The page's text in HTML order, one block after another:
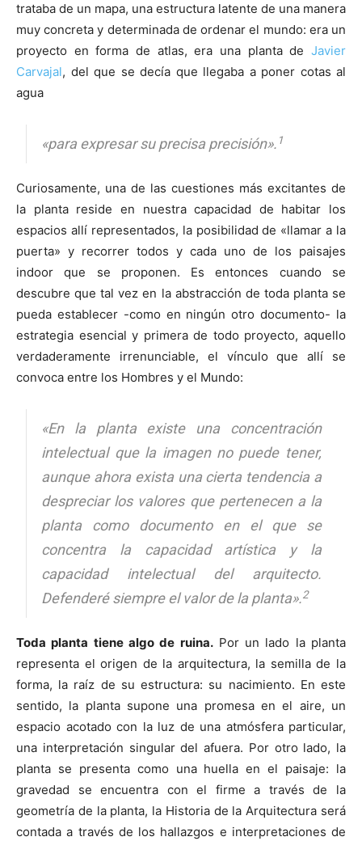
trataba de un mapa, una estructura latente de una manera
muy concreta y determinada de ordenar el mundo: era un
proyecto en forma de atlas, era una planta de Javier
Carvajal, del que se decía que llegaba a poner cotas al
agua
«para expresar su precisa precisión». 1
Curiosamente, una de las cuestiones más excitantes de
la planta reside en nuestra capacidad de habitar los
espacios allí representados, la posibilidad de «llamar a la
puerta» y recorrer todos y cada uno de los paisajes
indoor que se proponen. Es entonces cuando se
descubre que tal vez en la abstracción de toda planta se
pueda establecer -como en ningún otro documento- la
estrategia esencial y primera de todo proyecto, aquello
verdaderamente irrenunciable, el vínculo que allí se
convoca entre los Hombres y el Mundo:
«En la planta existe una concentración
intelectual que la imagen no puede tener,
aunque ahora exista una cierta tendencia a
despreciar los valores que pertenecen a la
planta como documento en el que se
concentra la capacidad artística y la
capacidad intelectual del arquitecto.
Defenderé siempre el valor de la planta».2
Toda planta tiene algo de ruina.Por un lado la planta
representa el origen de la arquitectura, la semilla de la
forma, la raíz de su estructura: su nacimiento. En este
sentido, la planta supone una promesa en el aire, un
espacio acotado con la luz de una atmósfera particular,
una interpretación singular del afuera. Por otro lado, la
planta se presenta como una huella en el paisaje: la
gravedad se encuentra con el firme a través de la
geometría de la planta, la Historia de la Arquitectura será
contada a través de los hallazgos e interpretaciones de